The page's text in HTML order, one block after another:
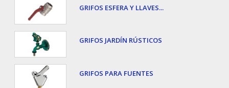
GRIFOS ESFERA Y LLAVES...
GRIFOS JARDÍN RÚSTICOS
GRIFOS PARA FUENTES